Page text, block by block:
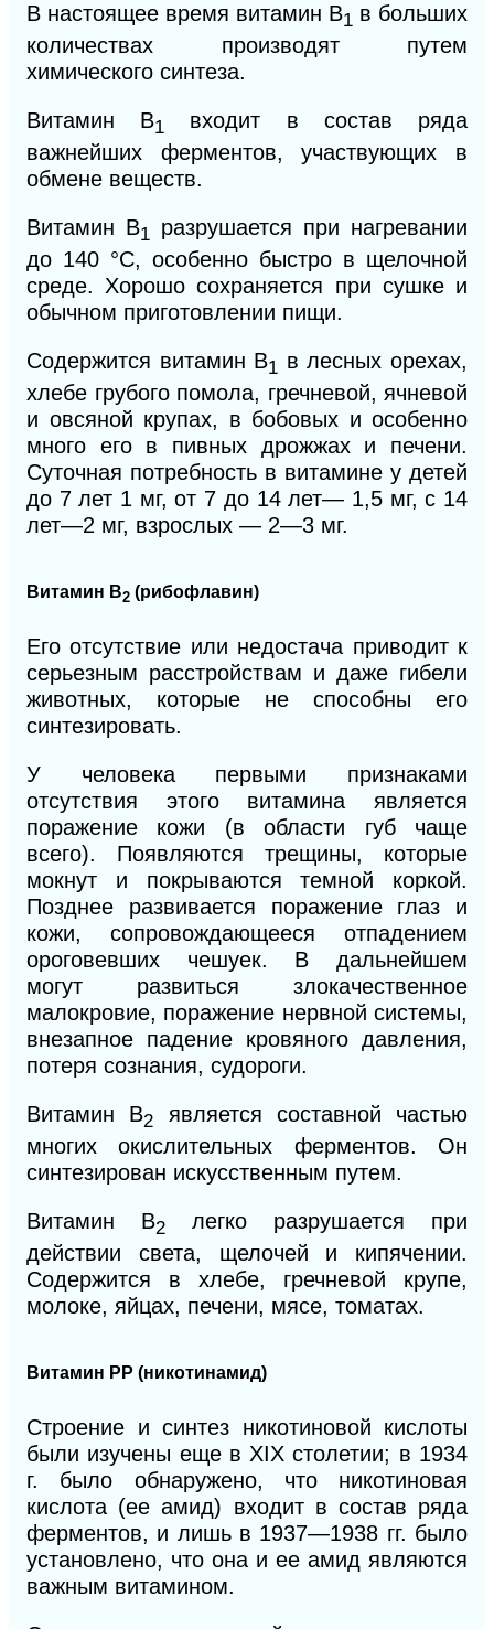
В настоящее время витамин B1 в больших
количествах производят путем
химического синтеза.
Витамин B1 входит в состав ряда
важнейших ферментов, участвующих в
обмене веществ.
Витамин B1 разрушается при нагревании
до 140 °С, особенно быстро в щелочной
среде. Хорошо сохраняется при сушке и
обычном приготовлении пищи.
Содержится витамин B1 в лесных орехах,
хлебе грубого помола, гречневой, ячневой
и овсяной крупах, в бобовых и особенно
много его в пивных дрожжах и печени.
Суточная потребность в витамине у детей
до 7 лет 1 мг, от 7 до 14 лет— 1,5 мг, с 14
лет—2 мг, взрослых — 2—3 мг.
Витамин В2 (рибофлавин)
Его отсутствие или недостача приводит к
серьезным расстройствам и даже гибели
животных, которые не способны его
синтезировать.
У человека первыми признаками
отсутствия этого витамина является
поражение кожи (в области губ чаще
всего). Появляются трещины, которые
мокнут и покрываются темной коркой.
Позднее развивается поражение глаз и
кожи, сопровождающееся отпадением
ороговевших чешуек. В дальнейшем
могут развиться злокачественное
малокровие, поражение нервной системы,
внезапное падение кровяного давления,
потеря сознания, судороги.
Витамин В2 является составной частью
многих окислительных ферментов. Он
синтезирован искусственным путем.
Витамин В2
легко разрушается при
действии света, щелочей и кипячении.
Содержится в хлебе, гречневой крупе,
молоке, яйцах, печени, мясе, томатах.
Витамин РР (никотинамид)
Строение и синтез никотиновой кислоты
были изучены еще в XIX столетии; в 1934
г. было обнаружено, что никотиновая
кислота (ее амид) входит в состав ряда
ферментов, и лишь в 1937—1938 гг. было
установлено, что она и ее амид являются
важным витамином.